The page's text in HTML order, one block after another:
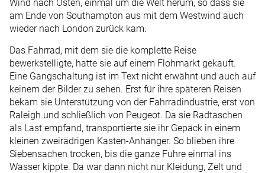
Wind nach Osten, einmal um die Welt herum, so dass sie
am Ende von Southampton aus mit dem Westwind auch
wieder nach London zurück kam.
Das Fahrrad, mit dem sie die komplette Reise
bewerkstelligte, hatte sie auf einem Flohmarkt gekauft.
Eine Gangschaltung ist im Text nicht erwähnt und auch auf
keinem der Bilder zu sehen. Erst für ihre späteren Reisen
bekam sie Unterstützung von der Fahrradindustrie, erst von
Raleigh und schließlich von Peugeot. Da sie Radtaschen
als Last empfand, transportierte sie ihr Gepäck in einem
kleinen zweirädrigen Kasten-Anhänger. So blieben ihre
Siebensachen trocken, bis die ganze Fuhre einmal ins
Wasser kippte. Da war dann nicht nur Kleidung, Zelt und